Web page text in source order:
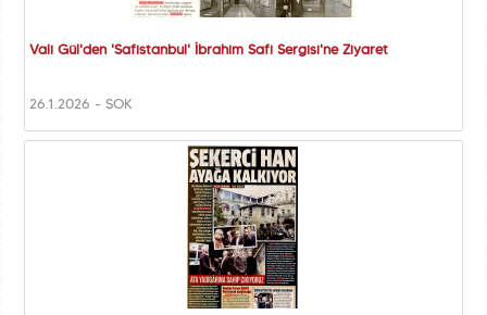
Vali Gül'den 'Safistanbul' İbrahim Safi Sergisi'ne Ziyaret
26.1.2026 - ŞOK